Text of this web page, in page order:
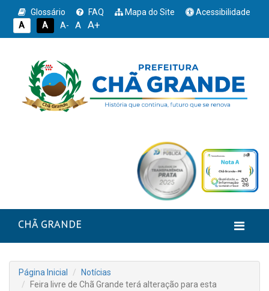
Glossário FAQ Mapa do Site
Acessibilidade
A
A A- A A+
CHÃ GRANDE
Página Inicial
Notícias
Feira livre de Chã Grande terá alteração para esta